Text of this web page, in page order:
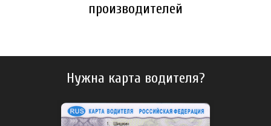
производителей
Нужна карта водителя?